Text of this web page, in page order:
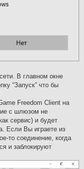
В главном окне
“Запуск” что бы
Freedom Client на
с шлюзом не
сервис) и будет
Если Вы играете из
то соединение, когда
и заблокируют